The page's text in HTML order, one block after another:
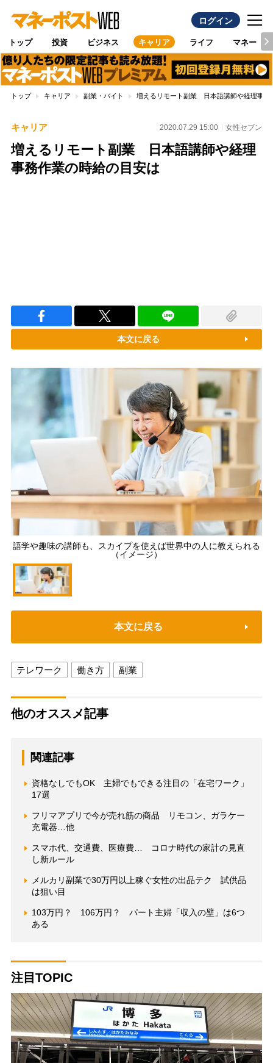
ログイン
トップ 投資 ビジネス キャリア ライフ マネー
トップ キャリア 副業・バイト 増えるリモート副業 日本語講師や経理事務
キャリア 2020.07.29 15:00 女性セブン
増えるリモート副業 日本語講師や経理
事務作業の時給の目安は
本文に戻る
語学や趣味の講師も、スカイプを使えば世界中の人に教えられる
（イメージ）
本文に戻る
テレワーク 働き方 副業
他のオススメ記事
関連記事
資格なしでもOK 主婦でもできる注目の「在宅ワーク」
17選
フリマアプリで今が売れ筋の商品 リモコン、ガラケー
充電器…他
スマホ代、交通費、医療費… コロナ時代の家計の見直
し新ルール
メルカリ副業で30万円以上稼ぐ女性の出品テク 試供品
は狙い目
103万円？ 106万円？ パート主婦「収入の壁」は6つ
ある
注目TOPIC